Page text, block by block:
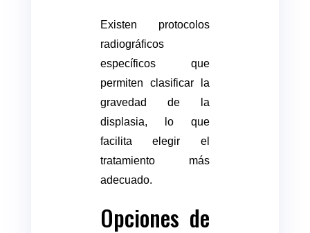
Existen protocolos
radiográficos
específicos que
permiten clasificar la
gravedad de la
displasia, lo que
facilita elegir el
tratamiento más
adecuado.
Opciones de